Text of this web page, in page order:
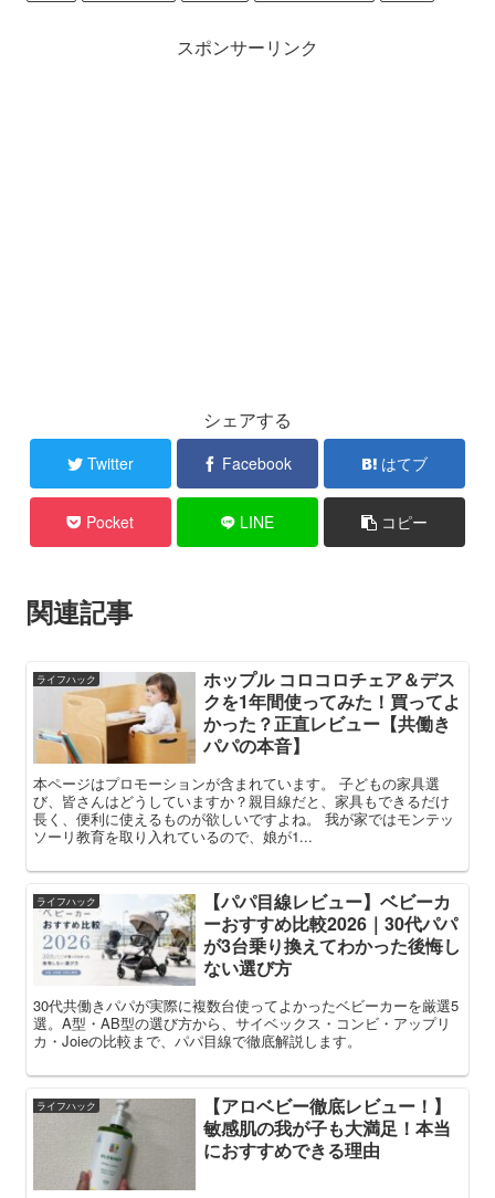
スポンサーリンク
シェアする
Twitter Facebook はてブ
Pocket LINE コピー
関連記事
ライフハック
ホップル コロコロチェア＆デス
クを1年間使ってみた！買ってよ
かった？正直レビュー【共働き
パパの本音】
本ページはプロモーションが含まれています。 子どもの家具選
び、皆さんはどうしていますか？親目線だと、家具もできるだけ
長く、便利に使えるものが欲しいですよね。 我が家ではモンテッ
ソーリ教育を取り入れているので、娘が1...
ライフハック
【パパ目線レビュー】ベビーカ
ーおすすめ比較2026｜30代パパ
が3台乗り換えてわかった後悔し
ない選び方
30代共働きパパが実際に複数台使ってよかったベビーカーを厳選5
選。A型・AB型の選び方から、サイベックス・コンビ・アップリ
カ・Joieの比較まで、パパ目線で徹底解説します。
ライフハック
【アロベビー徹底レビュー！】
敏感肌の我が子も大満足！本当
におすすめできる理由